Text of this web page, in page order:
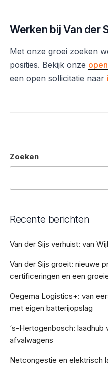
Werken bij Van der
Met onze groei zoeken
posities. Bekijk onze
een open sollicitatie naar
Zoeken
Recente berichten
Van der Sijs verhuist: van
Van der Sijs groeit: nieuwe
certificeringen en een
Oegema Logistics+: van
met eigen batterijopslag
‘s-Hertogenbosch:
afvalwagens
Netcongestie en elektrisch